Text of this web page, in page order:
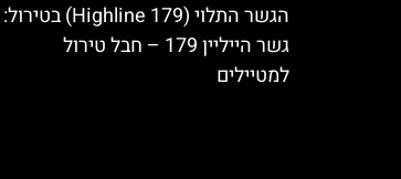
הגשר התלוי (Highline 179) בטירול:
גשר הייליין 179 – חבל טירול
למטיילים